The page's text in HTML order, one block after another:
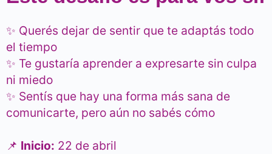
✨ Querés dejar de sentir que te adaptás todo
el tiempo
✨ Te gustaría aprender a expresarte sin culpa
ni miedo
✨ Sentís que hay una forma más sana de
comunicarte, pero aún no sabés cómo
📌 Inicio: 22 de abril